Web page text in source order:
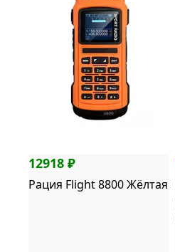
12918 ₽
Рация Flight 8800 Жёлтая